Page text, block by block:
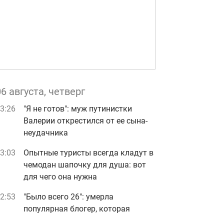
августа, четверг
"Я не готов": муж путинистки
Валерии открестился от ее сына-
неудачника
Опытные туристы всегда кладут в
чемодан шапочку для душа: вот
для чего она нужна
"Было всего 26": умерла
популярная блогер, которая